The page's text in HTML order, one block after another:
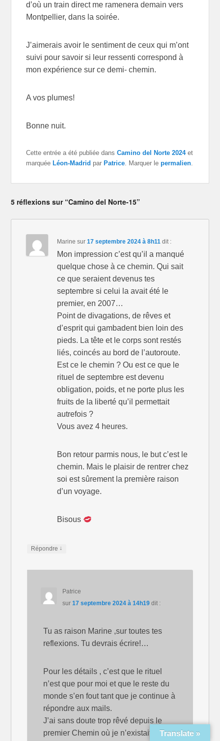
d’où un train direct me ramenera demain vers
Montpellier, dans la soirée.
J’aimerais avoir le sentiment de ceux qui m’ont
suivi pour savoir si leur ressenti correspond à
mon expérience sur ce demi- chemin.
A vos plumes!
Bonne nuit.
Cette entrée a été publiée dansCamino del Norte 2024et
marquée Léon-Madrid par Patrice. Marquer lepermalien.
5 réflexions sur “Camino del Norte-15”
Marine sur17 septembre 2024 à 8h11 dit :
Mon impression c’est qu’il a manqué
quelque chose à ce chemin. Qui sait
ce que seraient devenus tes
septembre si celui la avait été le
premier, en 2007…
Point de divagations, de rêves et
d’esprit qui gambadent bien loin des
pieds. La tête et le corps sont restés
liés, coincés au bord de l’autoroute.
Est ce le chemin ? Ou est ce que le
rituel de septembre est devenu
obligation, poids, et ne porte plus les
fruits de la liberté qu’il permettait
autrefois ?
Vous avez 4 heures.
Bon retour parmis nous, le but c’est le
chemin. Mais le plaisir de rentrer chez
soi est sûrement la première raison
d’un voyage.
Bisous
Répondre ↓
Patrice
sur 17 septembre 2024 à 14h19 dit :
Tu as raison Marine ,sur toutes tes
reflexions. Tu devrais écrire!…
Pour les détails , c’est que le rituel
n’est que pour moi et que le reste du
monde s’en fout tant que je continue à
répondre aux mails.
J’ai sans doute trop rêvé depuis le
premier Chemin où je n’existait plusTranslate »